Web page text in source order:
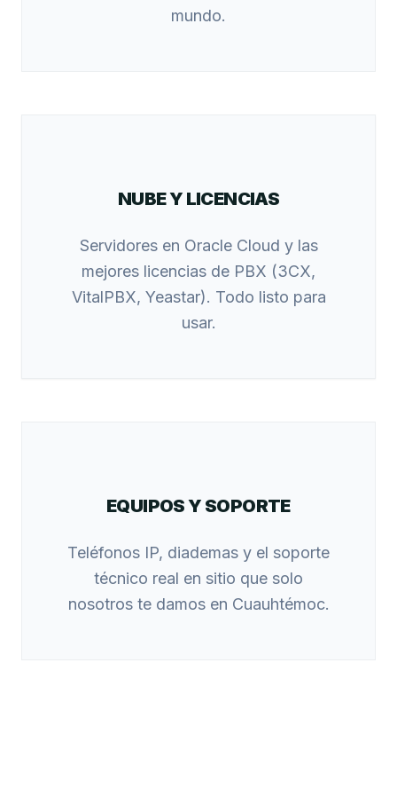
mundo.
NUBE Y LICENCIAS
Servidores en Oracle Cloud y las
mejores licencias de PBX (3CX,
VitalPBX, Yeastar). Todo listo para
usar.
EQUIPOS Y SOPORTE
Teléfonos IP, diademas y el soporte
técnico real en sitio que solo
nosotros te damos en Cuauhtémoc.